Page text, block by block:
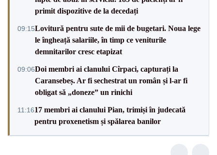
primit dispozitive de la decedați
09:15Lovitură pentru sute de mii de bugetari. Noua lege
le îngheață salariile, în timp ce veniturile
demnitarilor cresc etapizat
09:06Doi membri ai clanului Cîrpaci, capturați la
Caransebeș. Ar fi sechestrat un român și l-ar fi
obligat să „doneze” un rinichi
11:1617 membri ai clanului Pian, trimiși în judecată
pentru proxenetism și spălarea banilor